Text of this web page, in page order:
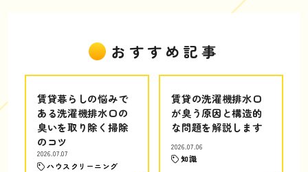
おすすめ記事
賃貸暮らしの悩みで
ある洗濯機排水口の
臭いを取り除く掃除
のコツ
2026.07.07
ハウスクリーニング
賃貸の洗濯機排水口
が臭う原因と構造的
な問題を解説します
2026.07.06
知識